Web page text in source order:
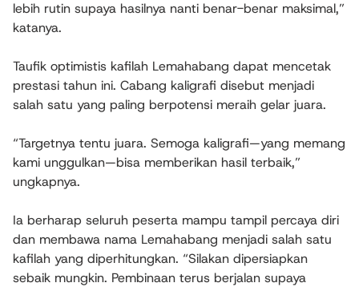
lebih rutin supaya hasilnya nanti benar-benar maksimal,”
katanya.
Taufik optimistis kafilah Lemahabang dapat mencetak
prestasi tahun ini. Cabang kaligrafi disebut menjadi
salah satu yang paling berpotensi meraih gelar juara.
“Targetnya tentu juara. Semoga kaligrafi—yang memang
kami unggulkan—bisa memberikan hasil terbaik,”
ungkapnya.
Ia berharap seluruh peserta mampu tampil percaya diri
dan membawa nama Lemahabang menjadi salah satu
kafilah yang diperhitungkan. “Silakan dipersiapkan
sebaik mungkin. Pembinaan terus berjalan supaya